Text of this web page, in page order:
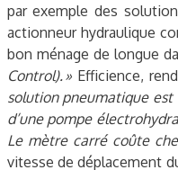
par exemple des
actionneur hydraulique
bon ménage de longue
Control). » Efficience,
solution pneumatique est
d’une pompe
Le mètre carré coûte
vitesse de déplacement